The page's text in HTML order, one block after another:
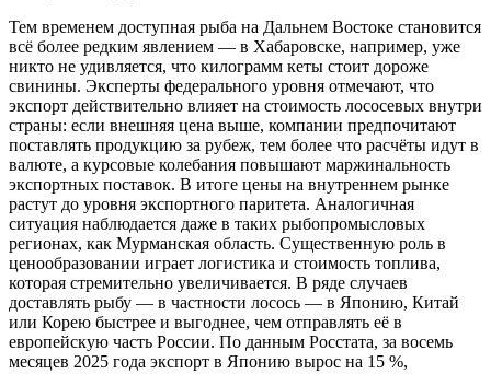
Тем временем доступная рыба на Дальнем Востоке становится
всё более редким явлением — в Хабаровске, например, уже
никто не удивляется, что килограмм кеты стоит дороже
свинины. Эксперты федерального уровня отмечают, что
экспорт действительно влияет на стоимость лососевых внутри
страны: если внешняя цена выше, компании предпочитают
поставлять продукцию за рубеж, тем более что расчёты идут в
валюте, а курсовые колебания повышают маржинальность
экспортных поставок. В итоге цены на внутреннем рынке
растут до уровня экспортного паритета. Аналогичная
ситуация наблюдается даже в таких рыбопромысловых
регионах, как Мурманская область. Существенную роль в
ценообразовании играет логистика и стоимость топлива,
которая стремительно увеличивается. В ряде случаев
доставлять рыбу — в частности лосось — в Японию, Китай
или Корею быстрее и выгоднее, чем отправлять её в
европейскую часть России. По данным Росстата, за восемь
месяцев 2025 года экспорт в Японию вырос на 15 %,